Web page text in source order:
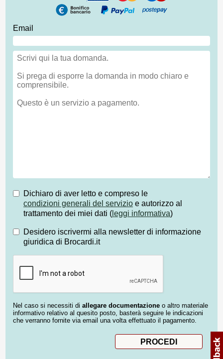
Email
Dichiaro di aver letto e compreso le
condizioni generali del servizio e autorizzo al
trattamento dei miei dati ( leggi informativa)
Desidero iscrivermi alla newsletter di informazione
giuridica di Brocardi.it
Nel caso si necessiti di allegare documentazione o altro materiale
informativo relativo al quesito posto, basterà seguire le indicazioni
che verranno fornite via email una volta effettuato il pagamento.